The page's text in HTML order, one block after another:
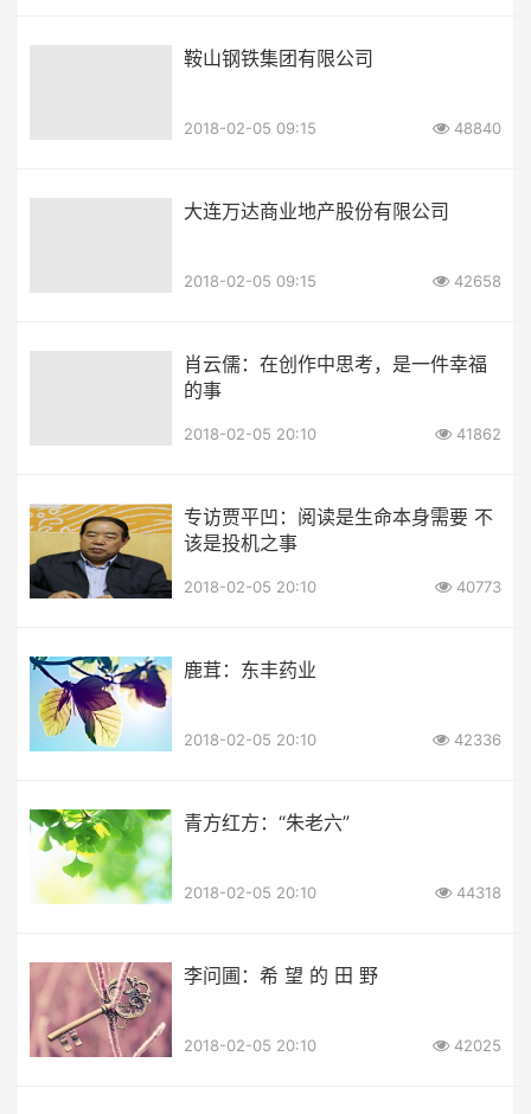
鞍山钢铁集团有限公司
2018-02-05 09:15 48840
大连万达商业地产股份有限公司
2018-02-05 09:15 42658
肖云儒：在创作中思考，是一件幸福
的事
2018-02-05 20:10 41862
专访贾平凹：阅读是生命本身需要 不
该是投机之事
2018-02-05 20:10 40773
鹿茸：东丰药业
2018-02-05 20:10 42336
青方红方：“朱老六”
2018-02-05 20:10 44318
李问圃：希 望 的 田 野
2018-02-05 20:10 42025